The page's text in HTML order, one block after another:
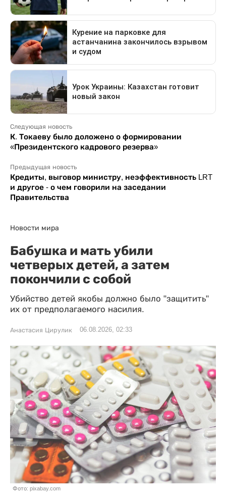
Следующая новость
К. Токаеву было доложено о формировании
«Президентского кадрового резерва»
Предыдущая новость
Кредиты, выговор министру, неэффективность LRT
и другое - о чем говорили на заседании
Правительства
Новости мира
Бабушка и мать убили
четверых детей, а затем
покончили с собой
Убийство детей якобы должно было "защитить"
их от предполагаемого насилия.
Анастасия Цирулик 06.08.2026, 02:33
Фото: pixabay.com